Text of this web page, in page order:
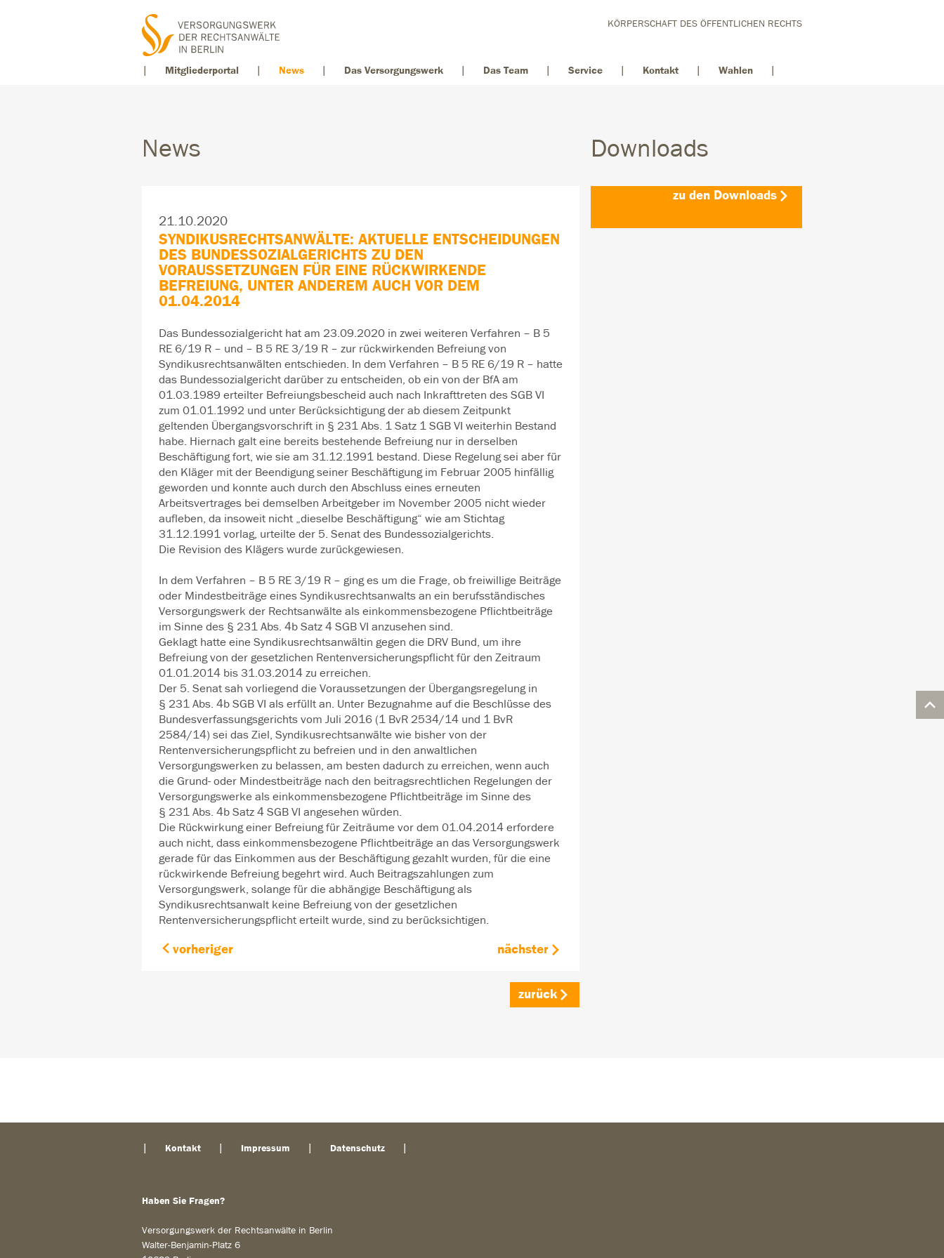
KÖRPERSCHAFT DES ÖFFENTLICHEN RECHTS
Mitgliederportal News Das Versorgungswerk Das Team Service Kontakt Wahlen
News
21.10.2020
SYNDIKUSRECHTSANWÄLTE: AKTUELLE ENTSCHEIDUNGEN
DES BUNDESSOZIALGERICHTS ZU DEN
VORAUSSETZUNGEN FÜR EINE RÜCKWIRKENDE
BEFREIUNG, UNTER ANDEREM AUCH VOR DEM
01.04.2014
Das Bundessozialgericht hat am 23.09.2020 in zwei weiteren Verfahren – B 5
RE 6/19 R – und – B 5 RE 3/19 R – zur rückwirkenden Befreiung von
Syndikusrechtsanwälten entschieden. In dem Verfahren – B 5 RE 6/19 R – hatte
das Bundessozialgericht darüber zu entscheiden, ob ein von der BfA am
01.03.1989 erteilter Befreiungsbescheid auch nach Inkrafttreten des SGB VI
zum 01.01.1992 und unter Berücksichtigung der ab diesem Zeitpunkt
geltenden Übergangsvorschrift in § 231 Abs. 1 Satz 1 SGB VI weiterhin Bestand
habe. Hiernach galt eine bereits bestehende Befreiung nur in derselben
Beschäftigung fort, wie sie am 31.12.1991 bestand. Diese Regelung sei aber für
den Kläger mit der Beendigung seiner Beschäftigung im Februar 2005 hinfällig
geworden und konnte auch durch den Abschluss eines erneuten
Arbeitsvertrages bei demselben Arbeitgeber im November 2005 nicht wieder
aufleben, da insoweit nicht „dieselbe Beschäftigung“ wie am Stichtag
31.12.1991 vorlag, urteilte der 5. Senat des Bundessozialgerichts.
Die Revision des Klägers wurde zurückgewiesen.
In dem Verfahren – B 5 RE 3/19 R – ging es um die Frage, ob freiwillige Beiträge
oder Mindestbeiträge eines Syndikusrechtsanwalts an ein berufsständisches
Versorgungswerk der Rechtsanwälte als einkommensbezogene Pflichtbeiträge
im Sinne des § 231 Abs. 4b Satz 4 SGB VI anzusehen sind.
Geklagt hatte eine Syndikusrechtsanwältin gegen die DRV Bund, um ihre
Befreiung von der gesetzlichen Rentenversicherungspflicht für den Zeitraum
01.01.2014 bis 31.03.2014 zu erreichen.
Der 5. Senat sah vorliegend die Voraussetzungen der Übergangsregelung in
§ 231 Abs. 4b SGB VI als erfüllt an. Unter Bezugnahme auf die Beschlüsse des
Bundesverfassungsgerichts vom Juli 2016 (1 BvR 2534/14 und 1 BvR
2584/14) sei das Ziel, Syndikusrechtsanwälte wie bisher von der
Rentenversicherungspflicht zu befreien und in den anwaltlichen
Versorgungswerken zu belassen, am besten dadurch zu erreichen, wenn auch
die Grund- oder Mindestbeiträge nach den beitragsrechtlichen Regelungen der
Versorgungswerke als einkommensbezogene Pflichtbeiträge im Sinne des
§ 231 Abs. 4b Satz 4 SGB VI angesehen würden.
Die Rückwirkung einer Befreiung für Zeiträume vor dem 01.04.2014 erfordere
auch nicht, dass einkommensbezogene Pflichtbeiträge an das Versorgungswerk
gerade für das Einkommen aus der Beschäftigung gezahlt wurden, für die eine
rückwirkende Befreiung begehrt wird. Auch Beitragszahlungen zum
Versorgungswerk, solange für die abhängige Beschäftigung als
Syndikusrechtsanwalt keine Befreiung von der gesetzlichen
Rentenversicherungspflicht erteilt wurde, sind zu berücksichtigen.
vorheriger nächster
zurück
Downloads
zu den Downloads
Kontakt Impressum Datenschutz
Haben Sie Fragen?
Versorgungswerk der Rechtsanwälte in Berlin
Walter-Benjamin-Platz 6